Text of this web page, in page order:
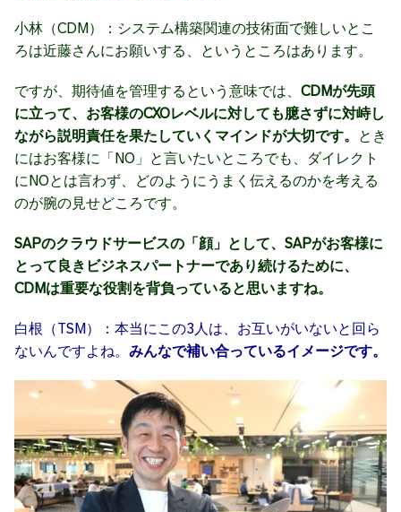
小林（CDM）：システム構築関連の技術面で難しいとこ
ろは近藤さんにお願いする、というところはあります。
ですが、期待値を管理するという意味では、 CDMが先頭
に立って、お客様のCXOレベルに対しても臆さずに対峙し
ながら説明責任を果たしていくマインドが大切です。
とき
にはお客様に「NO」と言いたいところでも、ダイレクト
にNOとは言わず、どのようにうまく伝えるのかを考える
のが腕の見せどころです。
SAPのクラウドサービスの「顔」として、SAPがお客様に
とって良きビジネスパートナーであり続けるために、
CDMは重要な役割を背負っていると思いますね。
白根（TSM）：本当にこの3人は、お互いがいないと回ら
ないんですよね。 みんなで補い合っているイメージです。